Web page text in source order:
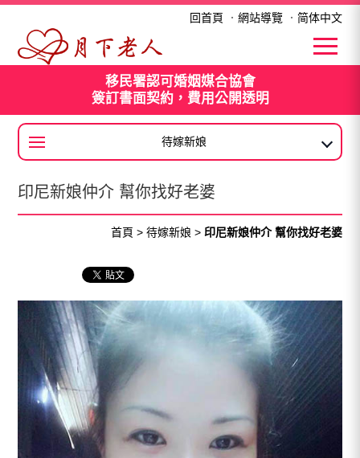
印尼新娘仲介 幫你找好老婆
回首頁 ． 網站導覽． 简体中文
移民署認可婚姻媒合協會
簽訂書面契約，費用公開透明
待嫁新娘
大陸新娘
印尼新娘仲介 幫你找好老婆
首頁 > 待嫁新娘 > 印尼新娘仲介 幫你找好老婆